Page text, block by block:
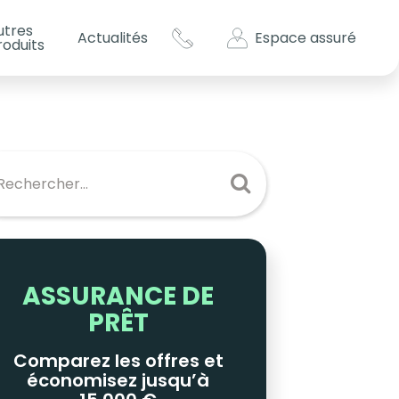
?
Actualités Espace assuré
ASSURANCE DE
PRÊT
Comparez les offres et
économisez jusqu’à